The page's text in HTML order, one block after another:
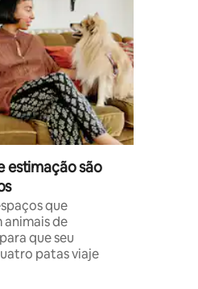
estimação são
que
de
que seu
patas viaje